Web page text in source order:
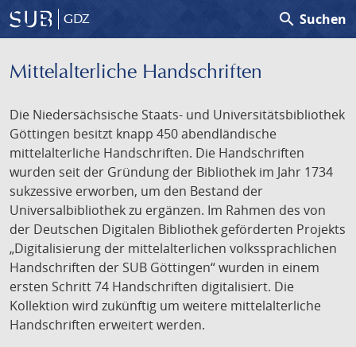
GDZ search Suchen
Mittelalterliche Handschriften
Die Niedersächsische Staats- und Universitätsbibliothek
Göttingen besitzt knapp 450 abendländische
mittelalterliche Handschriften. Die Handschriften
wurden seit der Gründung der Bibliothek im Jahr 1734
sukzessive erworben, um den Bestand der
Universalbibliothek zu ergänzen. Im Rahmen des von
der Deutschen Digitalen Bibliothek geförderten Projekts
„Digitalisierung der mittelalterlichen volkssprachlichen
Handschriften der SUB Göttingen“ wurden in einem
ersten Schritt 74 Handschriften digitalisiert. Die
Kollektion wird zukünftig um weitere mittelalterliche
Handschriften erweitert werden.